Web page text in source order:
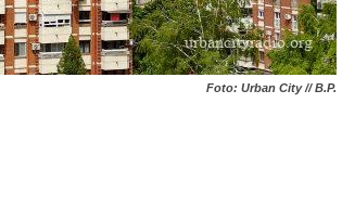
Foto: Urban City // B.P.